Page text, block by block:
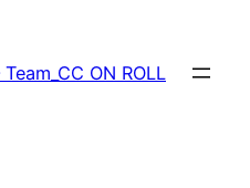
ON ROLL